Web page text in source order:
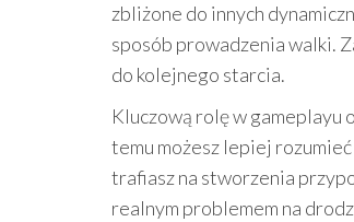
zbliżone do innych
sposób prowadzenia walki.
do kolejnego starcia.
Kluczową rolę w gameplayu
temu możesz lepiej
trafiasz na stworzenia
realnym problemem na